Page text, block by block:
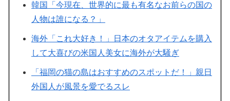
韓国「今現在、世界的に最も有名なお前らの国の
人物は誰になる？」
海外「これ大好き！」日本のオタアイテムを購入
して大喜びの米国人美女に海外が大騒ぎ
「福岡の猫の島はおすすめのスポットだ！」親日
外国人が風景を愛でるスレ